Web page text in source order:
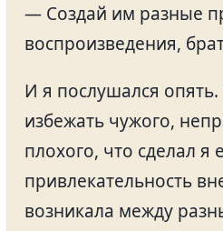
— Создай им разные
воспроизведения,
И я послушался опять.
избежать чужого,
плохого, что сделал я
привлекательность
возникала между